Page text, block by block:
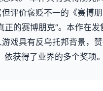
评价褒贬不一的《赛博
正的赛博朋克”。本作在
戏具有反乌托邦背景，
获得了业界的多个奖项。